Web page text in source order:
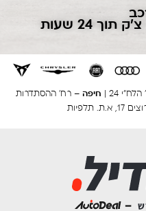
24 שעות
24 | חיפה – רח’ ההסתדרות
תלפיות